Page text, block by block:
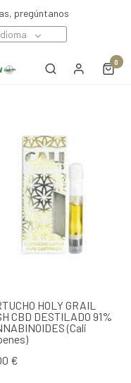
pregúntanos
0
HOLY GRAIL
CBD DESTILADO 91%
(Cali
€